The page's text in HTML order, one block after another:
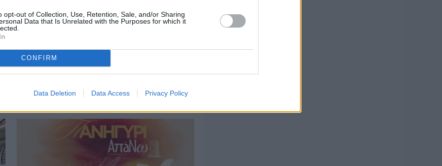
opt-out of Collection, Use, Retention, Sale, and/or Sharing
Data that Is Unrelated with the Purposes for which it
CONFIRM
Data Deletion Data Access Privacy Policy
ένταξη στο ανθυγιεινό επίδομα